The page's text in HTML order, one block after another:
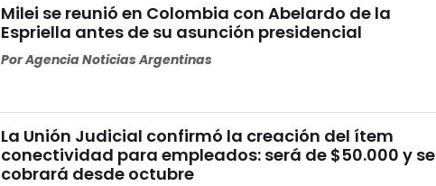
Milei se reunió en Colombia con Abelardo de la
Espriella antes de su asunción presidencial
PorAgencia Noticias Argentinas
La Unión Judicial confirmó la creación del ítem
conectividad para empleados: será de $50.000 y se
cobrará desde octubre